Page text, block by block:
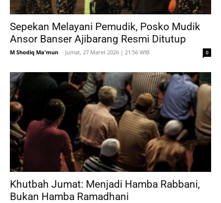
Sepekan Melayani Pemudik, Posko Mudik
Ansor Banser Ajibarang Resmi Ditutup
M Shodiq Ma'mun - Jumat, 27 Maret 2026 | 21:56 WIB 0
Khutbah Jumat: Menjadi Hamba Rabbani,
Bukan Hamba Ramadhani